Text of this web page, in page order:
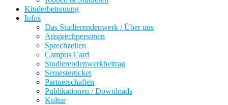
Kinderbetreuung
Infos
Das Studierendenwerk / Über uns
Ansprechpersonen
Sprechzeiten
Campus Card
Studierendenwerkbeitrag
Semesterticket
Partnerschaften
Publikationen / Downloads
Kultur